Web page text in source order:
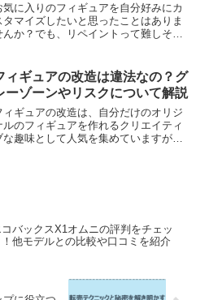
気に入りのフィギュアを自分好みにカ
タマイズしたいと思ったことはありま
んか？でも、リペイントって難しそう
。 確かにリペイントには専門的な技術
必要ですし、依頼する際...
ィギュアの改造は違法なの？グ
ーゾーンやリスクについて解説
ィギュアの改造は、自分だけのオリジ
ルのフィギュアを作れるクリエイティ
な趣味として人気を集めていますが、
コバックスX1オムニの評判をチェッ
！他モデルとの比較や口コミを紹介